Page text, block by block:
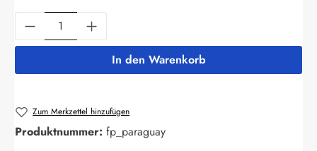
Produkt Anzahl: Gib den gewünschten
In den Warenkorb
Zum Merkzettel hinzufügen
Produktnummer: fp_paraguay